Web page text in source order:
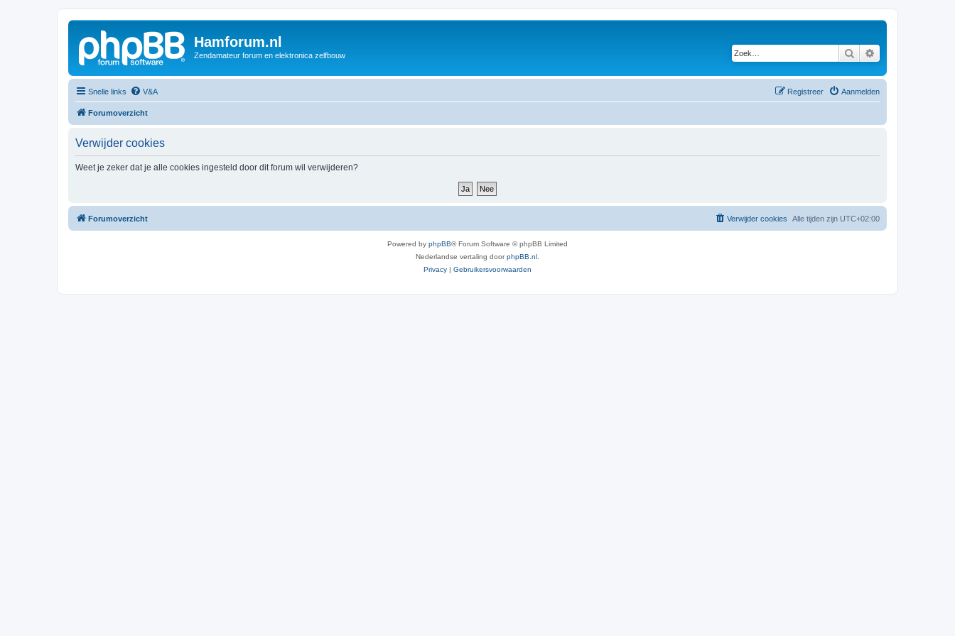
Hamforum.nl
Zendamateur forum en elektronica zelfbouw Zoek
Snelle links V&A Aanmelden
Registreer
Forumoverzicht
Verwijder cookies
Weet je zeker dat je alle cookies ingesteld door dit forum wil verwijderen?
Forumoverzicht Alle tijden zijn UTC+02:00
Verwijder cookies
Powered by phpBB® Forum Software © phpBB Limited
Nederlandse vertaling doorphpBB.nl
Privacy | Gebruikersvoorwaarden